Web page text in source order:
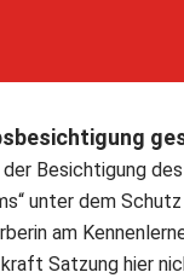
Besichtigung
unter dem
am
Satzung hier